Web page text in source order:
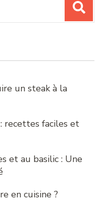
un steak à la
recettes faciles et
et au basilic : Une
en cuisine ?